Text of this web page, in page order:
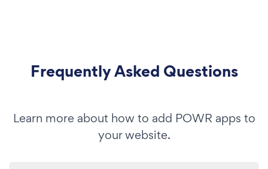
Frequently Asked Questions
Learn more about how to add POWR apps to
your website.